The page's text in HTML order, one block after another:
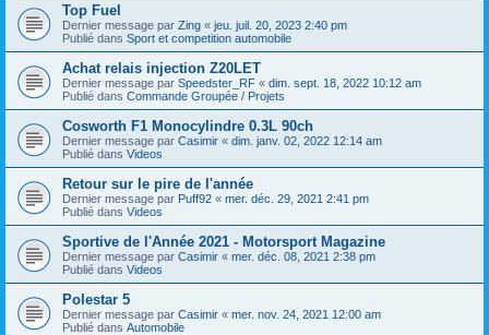
Top Fuel
Dernier message par Zing « jeu. juil. 20, 2023 2:40 pm
Publié dans Sport et competition automobile
Achat relais injection Z20LET
Dernier message par Speedster_RF « dim. sept. 18, 2022 10:12 am
Publié dans Commande Groupée / Projets
Cosworth F1 Monocylindre 0.3L 90ch
Dernier message par Casimir « dim. janv. 02, 2022 12:14 am
Publié dans Videos
Retour sur le pire de l'année
Dernier message par Puff92 « mer. déc. 29, 2021 2:41 pm
Publié dans Videos
Sportive de l'Année 2021 - Motorsport Magazine
Dernier message par Casimir « mer. déc. 08, 2021 2:38 pm
Publié dans Videos
Polestar 5
Dernier message par Casimir « mer. nov. 24, 2021 12:00 am
Publié dans Automobile